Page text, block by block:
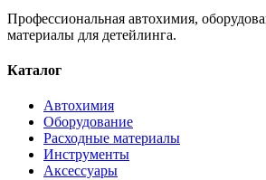
Профессиональная автохимия,
материалы для детейлинга.
Каталог
Автохимия
Оборудование
Расходные материалы
Инструменты
Аксессуары